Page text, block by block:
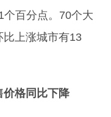
百分点。70个大
比上涨城市有13
格同比下降